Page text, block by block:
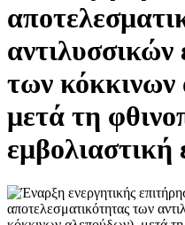
των
μετά τη
εμβολιαστική